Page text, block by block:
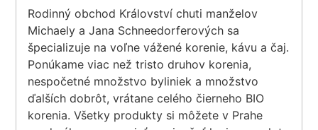
Rodinný obchod Království chuti manželov
Michaely a Jana Schneedorferových sa
špecializuje na voľne vážené korenie, kávu a čaj.
Ponúkame viac než tristo druhov korenia,
nespočetné množstvo byliniek a množstvo
ďalších dobrôt, vrátane celého čierneho BIO
korenia. Všetky produkty si môžete v Prahe